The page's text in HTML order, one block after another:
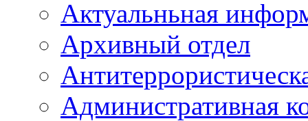
Актуальньная
Архивный отдел
Административная